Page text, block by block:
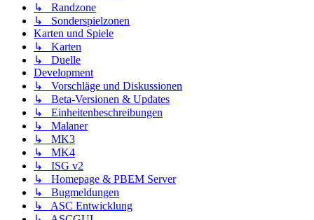
↳ Randzone
↳ Sonderspielzonen
Karten und Spiele
↳ Karten
↳ Duelle
Development
↳ Vorschläge und Diskussionen
↳ Beta-Versionen & Updates
↳ Einheitenbeschreibungen
↳ Malaner
↳ MK3
↳ MK4
↳ ISG v2
↳ Homepage & PBEM Server
↳ Bugmeldungen
↳ ASC Entwicklung